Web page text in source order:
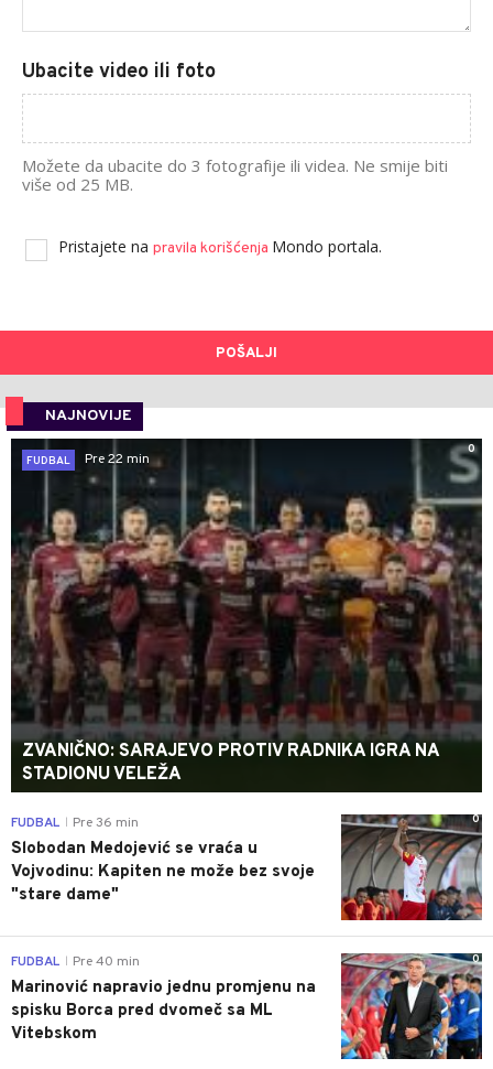
Ubacite video ili foto
Možete da ubacite do 3 fotografije ili videa. Ne smije biti
više od 25 MB.
Pristajete na pravila korišćenja Mondo portala.
POŠALJI
NAJNOVIJE
0
FUDBAL
Pre 22 min
ZVANIČNO: SARAJEVO PROTIV RADNIKA IGRA NA
STADIONU VELEŽA
0
FUDBAL Pre 36 min
Slobodan Medojević se vraća u
Vojvodinu: Kapiten ne može bez svoje
"stare dame"
0
FUDBAL Pre 40 min
Marinović napravio jednu promjenu na
spisku Borca pred dvomeč sa ML
Vitebskom